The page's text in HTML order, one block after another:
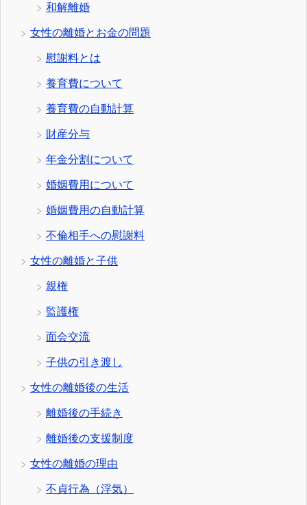
和解離婚
女性の離婚とお金の問題
慰謝料とは
養育費について
養育費の自動計算
財産分与
年金分割について
婚姻費用について
婚姻費用の自動計算
不倫相手への慰謝料
女性の離婚と子供
親権
監護権
面会交流
子供の引き渡し
女性の離婚後の生活
離婚後の手続き
離婚後の支援制度
女性の離婚の理由
不貞行為（浮気）